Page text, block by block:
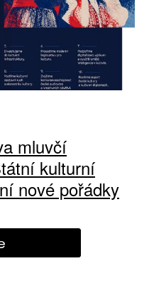
mluvčí
kulturní
nové pořádky